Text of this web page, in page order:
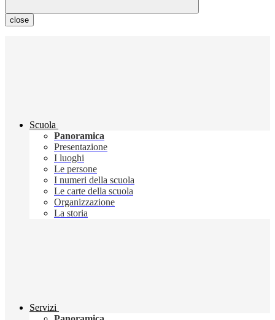
close
Scuola
Panoramica
Presentazione
I luoghi
Le persone
I numeri della scuola
Le carte della scuola
Organizzazione
La storia
Servizi